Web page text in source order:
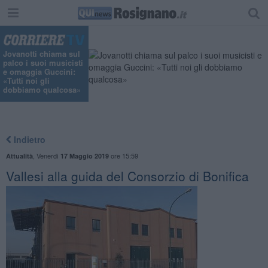
Jovanotti chiama sul
palco i suoi musicisti
e omaggia Guccini:
«Tutti noi gli
dobbiamo qualcosa»
Indietro
Attualità Venerdì 17 Maggio 2019ore 15:59
Vallesi alla guida del Consorzio di Bonifica